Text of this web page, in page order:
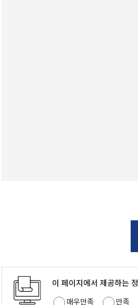
이 페이지에서 제공하는
매우만족 만족